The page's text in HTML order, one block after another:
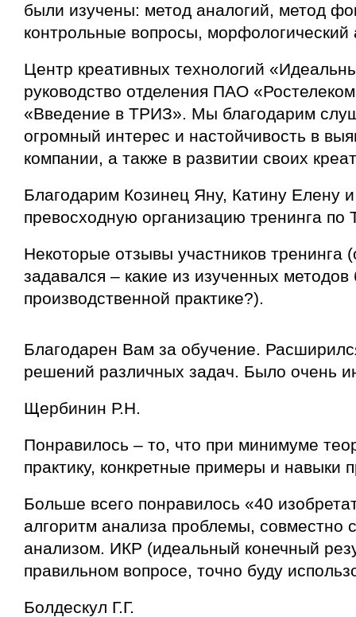
были изучены: метод аналогий, метод
контрольные вопросы, морфологический
Центр креативных технологий
руководство отделения ПАО
«Введение в ТРИЗ». Мы благодарим
огромный интерес и настойчивость в
компании, а также в развитии своих
Благодарим Козинец Яну, Катину Елену
превосходную организацию тренинга по
Некоторые отзывы участников тренинга
задавался – какие из изученных методов
производственной практике?).
Благодарен Вам за обучение.
решений различных задач. Было очень
Щербинин Р.Н.
Понравилось – то, что при минимуме
практику, конкретные примеры и навыки
Больше всего понравилось «40
алгоритм анализа проблемы, совместно
анализом. ИКР (идеальный конечный
правильном вопросе, точно буду
Болдескул Г.Г.